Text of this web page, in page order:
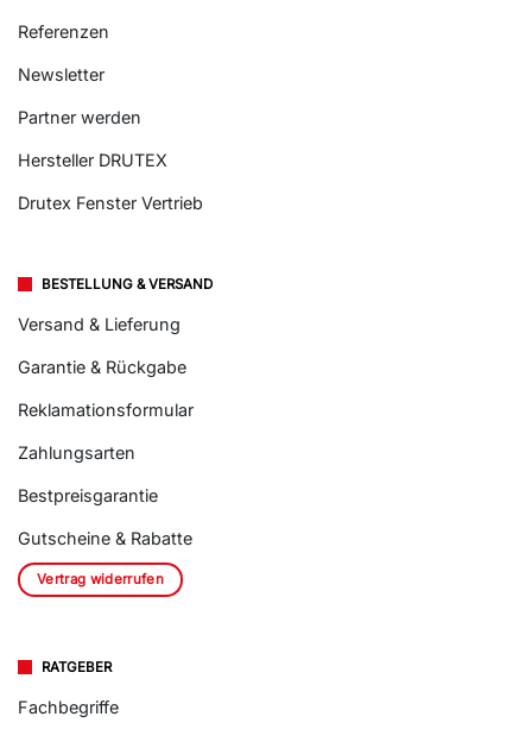
Referenzen
Newsletter
Partner werden
Hersteller DRUTEX
Drutex Fenster Vertrieb
BESTELLUNG & VERSAND
Versand & Lieferung
Garantie & Rückgabe
Reklamationsformular
Zahlungsarten
Bestpreisgarantie
Gutscheine & Rabatte
Vertrag widerrufen
RATGEBER
Fachbegriffe